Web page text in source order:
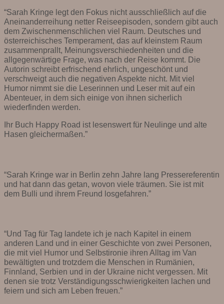
“Sarah Kringe legt den Fokus nicht ausschließlich auf die
Aneinanderreihung netter Reiseepisoden, sondern gibt auch
dem Zwischenmenschlichen viel Raum. Deutsches und
österreichisches Temperament, das auf kleinstem Raum
zusammenprallt, Meinungsverschiedenheiten und die
allgegenwärtige Frage, was nach der Reise kommt. Die
Autorin schreibt erfrischend ehrlich, ungeschönt und
verschweigt auch die negativen Aspekte nicht. Mit viel
Humor nimmt sie die Leserinnen und Leser mit auf ein
Abenteuer, in dem sich einige von ihnen sicherlich
wiederfinden werden.
Ihr Buch Happy Road ist lesenswert für Neulinge und alte
Hasen gleichermaßen.”
“Sarah Kringe war in Berlin zehn Jahre lang Pressereferentin
und hat dann das getan, wovon viele träumen. Sie ist mit
dem Bulli und ihrem Freund losgefahren.”
“Und Tag für Tag landete ich je nach Kapitel in einem
anderen Land und in einer Geschichte von zwei Personen,
die mit viel Humor und Selbstironie ihren Alltag im Van
bewältigten und trotzdem die Menschen in Rumänien,
Finnland, Serbien und in der Ukraine nicht vergessen. Mit
denen sie trotz Verständigungsschwierigkeiten lachen und
feiern und sich am Leben freuen.”